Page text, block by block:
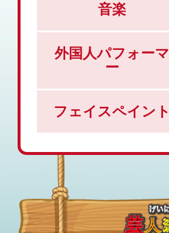
音楽
外国人パフォーマ
ー
フェイスペイント